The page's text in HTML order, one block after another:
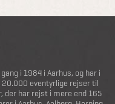
i 1984 i Aarhus, og har i
eventyrlige rejser til
der har rejst i mere end 165